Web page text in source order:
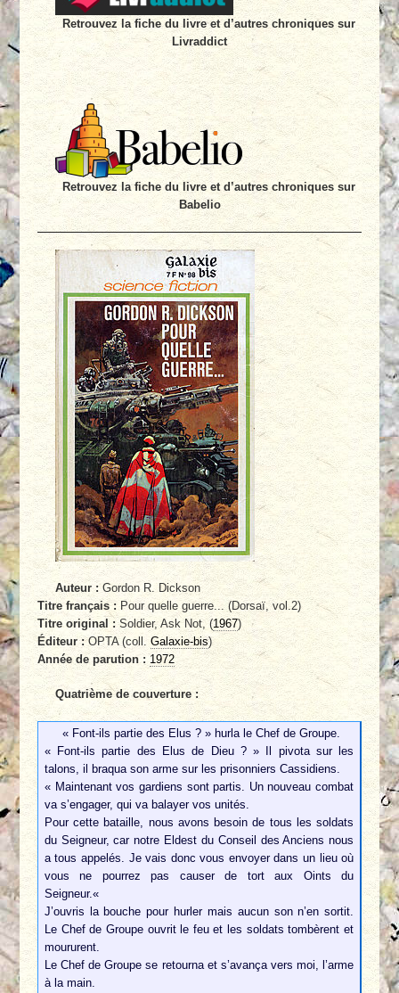
Retrouvez la fiche du livre et d’autres chroniques sur
Livraddict
Retrouvez la fiche du livre et d’autres chroniques sur
Babelio
Auteur : Gordon R. Dickson
Titre français : Pour quelle guerre... (Dorsaï, vol.2)
Titre original : Soldier, Ask Not, (1967)
Éditeur :OPTA (coll.Galaxie-bis)
Année de parution : 1972
Quatrième de couverture :
« Font-ils partie des Elus ? » hurla le Chef de Groupe.
« Font-ils partie des Elus de Dieu ? » Il pivota sur les
talons, il braqua son arme sur les prisonniers Cassidiens.
« Maintenant vos gardiens sont partis. Un nouveau combat
va s’engager, qui va balayer vos unités.
Pour cette bataille, nous avons besoin de tous les soldats
du Seigneur, car notre Eldest du Conseil des Anciens nous
a tous appelés. Je vais donc vous envoyer dans un lieu où
vous ne pourrez pas causer de tort aux Oints du
Seigneur.«
J’ouvris la bouche pour hurler mais aucun son n’en sortit.
Le Chef de Groupe ouvrit le feu et les soldats tombèrent et
moururent.
Le Chef de Groupe se retourna et s’avança vers moi, l’arme
à la main.